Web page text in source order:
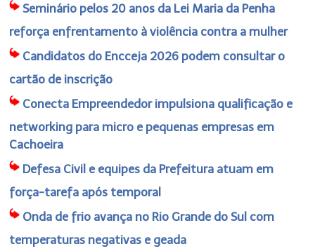
Seminário pelos 20 anos da Lei Maria da Penha
reforça enfrentamento à violência contra a mulher
Candidatos do Encceja 2026 podem consultar o
cartão de inscrição
Conecta Empreendedor impulsiona qualificação e
networking para micro e pequenas empresas em
Cachoeira
Defesa Civil e equipes da Prefeitura atuam em
força-tarefa após temporal
Onda de frio avança no Rio Grande do Sul com
temperaturas negativas e geada